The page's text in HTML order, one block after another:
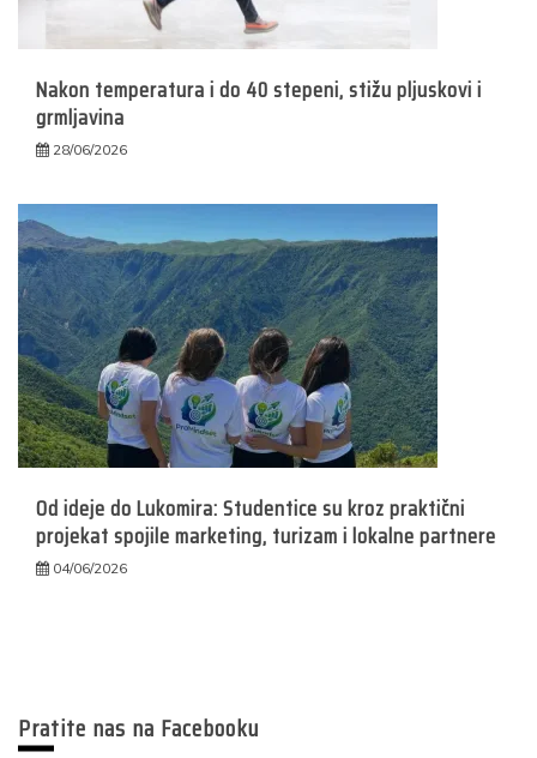
Nakon temperatura i do 40 stepeni, stižu pljuskovi i
grmljavina
28/06/2026
Od ideje do Lukomira: Studentice su kroz praktični
projekat spojile marketing, turizam i lokalne partnere
04/06/2026
Pratite nas na Facebooku